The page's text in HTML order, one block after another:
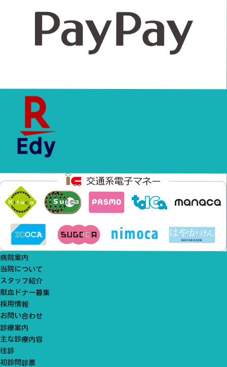
病院案内
当院について
スタッフ紹介
献血ドナー募集
採用情報
お問い合わせ
診療案内
主な診療内容
往診
初診問診票